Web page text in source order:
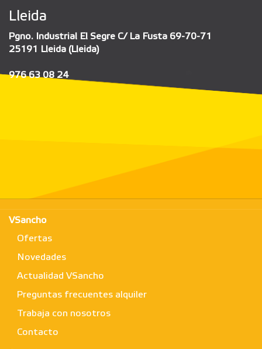
Lleida
Pgno. Industrial El Segre C/ La Fusta 69-70-71
25191 Lleida (Lleida)
976 63 08 24
VSancho
Ofertas
Novedades
Actualidad VSancho
Preguntas frecuentes alquiler
Trabaja con nosotros
Contacto